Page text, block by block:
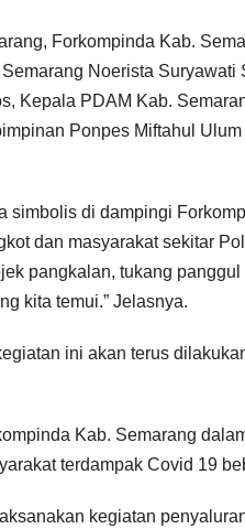
Forkompinda Kab.
Noerista
Kepala PDAM Kab.
Ponpes Miftahul
simbolis di dampingi
dan masyarakat sekitar
pangkalan, tukang
kita temui.” Jelasnya.
ini akan terus
Kab. Semarang
terdampak Covid 19
kegiatan